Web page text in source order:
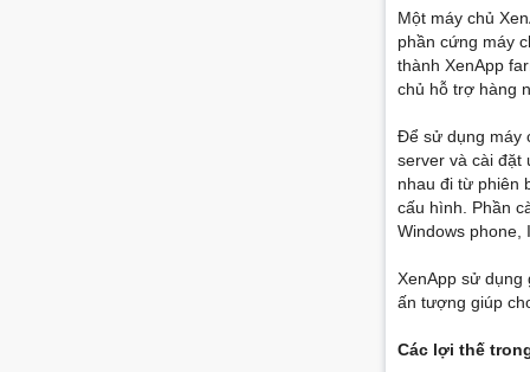
Một máy chủ
phần cứng máy
thành XenApp
chủ hỗ trợ hàng
Để sử dụng máy
server và cài đặt
nhau đi từ phiên
cấu hình. Phần
Windows phone,
XenApp sử dụng
ấn tượng giúp
Các lợi thế